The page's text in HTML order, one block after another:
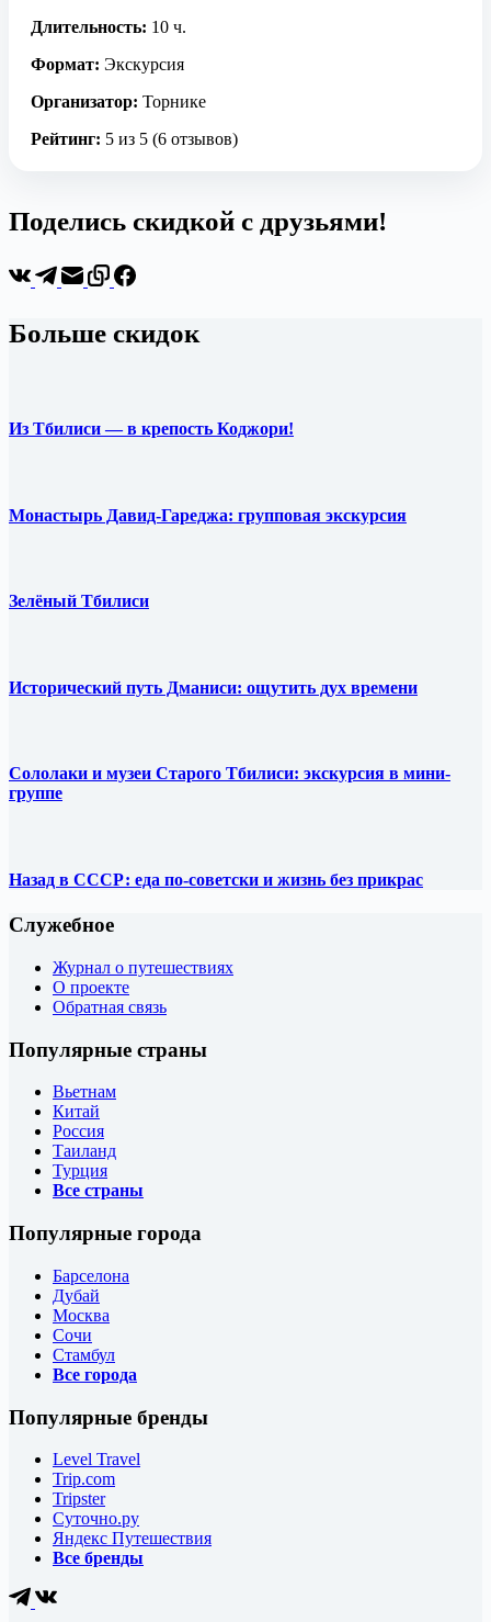
Длительность: 10 ч.
Формат: Экскурсия
Организатор: Торнике
Рейтинг: 5 из 5 (6 отзывов)
Поделись скидкой с друзьями!
Больше скидок
Из Тбилиси — в крепость Коджори!
Монастырь Давид-Гареджа: групповая экскурсия
Зелёный Тбилиси
Исторический путь Дманиси: ощутить дух времени
Сололаки и музеи Старого Тбилиси: экскурсия в мини-
группе
Назад в СССР: еда по-советски и жизнь без прикрас
Служебное
Журнал о путешествиях
О проекте
Обратная связь
Популярные страны
Вьетнам
Китай
Россия
Таиланд
Турция
Все страны
Популярные города
Барселона
Дубай
Москва
Сочи
Стамбул
Все города
Популярные бренды
Level Travel
Trip.com
Tripster
Суточно.ру
Яндекс Путешествия
Все бренды